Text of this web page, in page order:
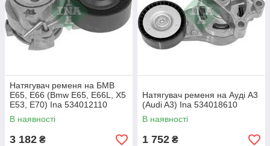
Натягувач ременя на БМВ
Е65, Е66 (Bmw E65, E66L, X5
E53, E70) Ina 534012110
В наявності
3 182 ₴
Натягувач ременя на Ауді A3
(Audi A3) Ina 534018610
В наявності
1 752 ₴